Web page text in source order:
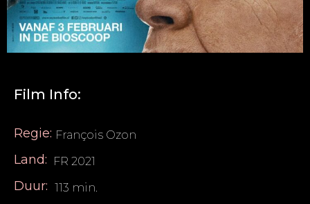
Film Info:
Regie: François Ozon
Land: FR 2021
Duur: 113 min.